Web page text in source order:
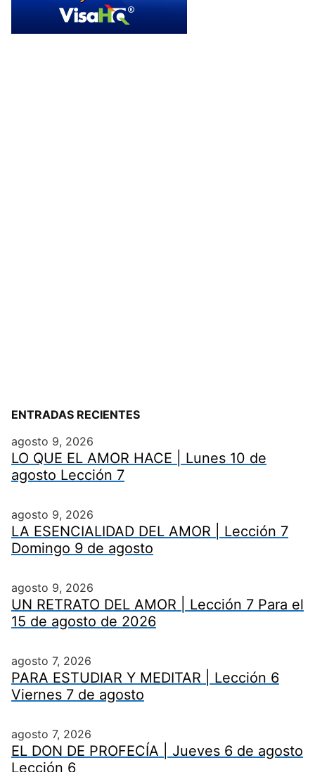
ENTRADAS RECIENTES
agosto 9, 2026
LO QUE EL AMOR HACE | Lunes 10 de
agosto Lección 7
agosto 9, 2026
LA ESENCIALIDAD DEL AMOR | Lección 7
Domingo 9 de agosto
agosto 9, 2026
UN RETRATO DEL AMOR | Lección 7 Para el
15 de agosto de 2026
agosto 7, 2026
PARA ESTUDIAR Y MEDITAR | Lección 6
Viernes 7 de agosto
agosto 7, 2026
EL DON DE PROFECÍA | Jueves 6 de agosto
Lección 6